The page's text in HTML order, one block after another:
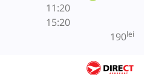
11:20
15:20
190lei